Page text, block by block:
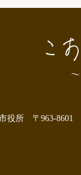
役所
〒963-8601